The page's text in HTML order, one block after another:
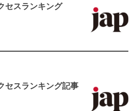
セスランキング
スランキング記事